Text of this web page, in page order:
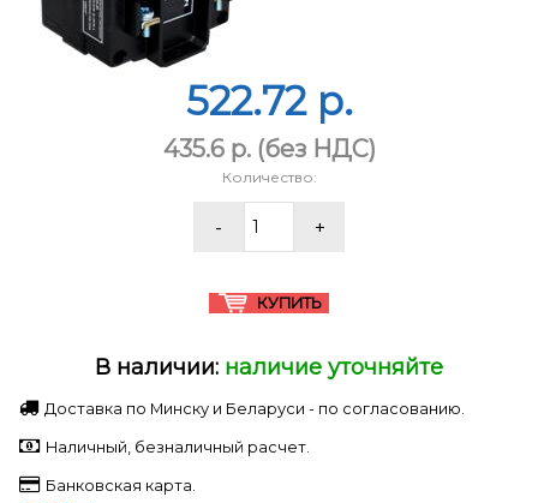
522.72 p.
435.6 p.(без НДС)
Количество:
В наличии: наличие уточняйте
Доставка по Минску и Беларуси - по согласованию.
Наличный, безналичный расчет.
Банковская карта.